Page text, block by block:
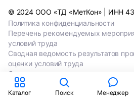
© 2024 ООО «ТД «МетКон» | ИНН
Политика конфиденциальности
Перечень рекомендуемых
условий труда
Сводная ведомость результатов
оценки условий труда
Сводная ведомость результатов
оценки условий труда 2024
Сводная ведомость результатов
Каталог Поиск Менеджер